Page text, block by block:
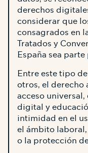
derechos
considerar que
consagrados en
Tratados y
España sea
Entre este tipo
otros, el derecho
acceso
digital y
intimidad en el
el ámbito
o la protección